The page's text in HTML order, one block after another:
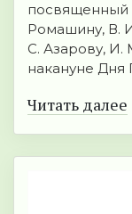
посвященный
Ромашину, В.
С. Азарову, И.
накануне
Читать далее